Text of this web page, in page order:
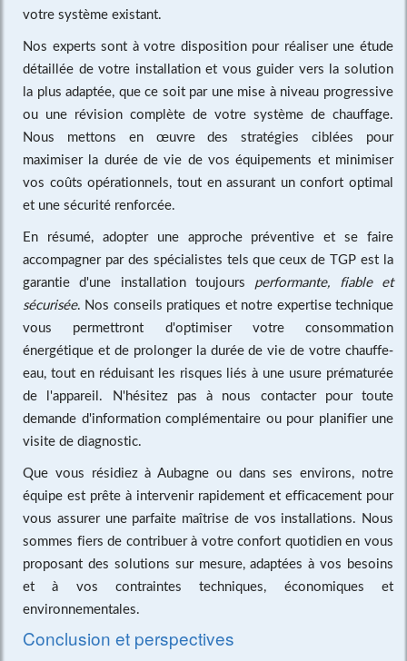
votre système existant.
Nos experts sont à votre disposition pour réaliser une étude
détaillée de votre installation et vous guider vers la solution
la plus adaptée, que ce soit par une mise à niveau progressive
ou une révision complète de votre système de chauffage.
Nous mettons en œuvre des stratégies ciblées pour
maximiser la durée de vie de vos équipements et minimiser
vos coûts opérationnels, tout en assurant un confort optimal
et une sécurité renforcée.
En résumé, adopter une approche préventive et se faire
accompagner par des spécialistes tels que ceux de TGP est la
garantie d'une installation toujours performante, fiable et
sécurisée. Nos conseils pratiques et notre expertise technique
vous permettront d'optimiser votre consommation
énergétique et de prolonger la durée de vie de votre chauffe-
eau, tout en réduisant les risques liés à une usure prématurée
de l'appareil. N'hésitez pas à nous contacter pour toute
demande d'information complémentaire ou pour planifier une
visite de diagnostic.
Que vous résidiez à Aubagne ou dans ses environs, notre
équipe est prête à intervenir rapidement et efficacement pour
vous assurer une parfaite maîtrise de vos installations. Nous
sommes fiers de contribuer à votre confort quotidien en vous
proposant des solutions sur mesure, adaptées à vos besoins
et à vos contraintes techniques, économiques et
environnementales.
Conclusion et perspectives